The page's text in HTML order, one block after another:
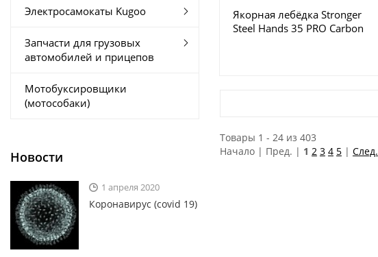
Электросамокаты Kugoo
Запчасти для грузовых
автомобилей и прицепов
Мотобуксировщики
(мотособаки)
Новости
1 апреля 2020
Коронавирус (covid 19)
Якорная лебёдка Stronger
Steel Hands 35 PRO Carbon
Товары 1 - 24 из 403
Начало | Пред. | 1 2 3 4 5| След.